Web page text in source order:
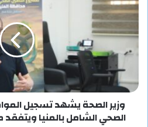
وزير الصحة يشهد تسجيل
الصحي الشامل بالمنيا ويتفقد